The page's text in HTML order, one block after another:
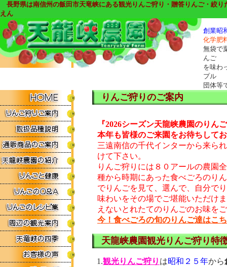
長野県は南信州の飯田市天竜峡にある観光りんご狩り・贈答りんご・絞
えん
創業昭
化学肥
無袋で
んご
を味わ
プル
団体等
りんご狩りのご案内
『2026シーズン天龍峡農園のりん
本年も皆様のご来園をお待ちして
三遠南信の千代インターから来ら
けて下さい。
りんご狩りには ８０アールの農園
種から時期にあった食べごろのり
でりんごを見て、選んで、自分で
味わいをその場でご堪能いただけ
えないとれたてのりんごのお味を
今！食べごろの旬のりんご達はこ
天龍峡農園観光りんご狩り特
1.観光りんご狩り は昭和２５年から